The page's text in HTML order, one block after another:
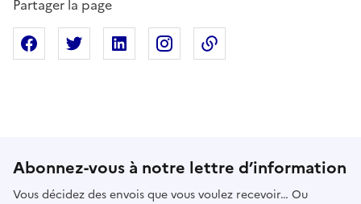
Partager la page
Partager sur Facebook
Partager sur XPartager sur Linkedin
Partager sur Instagram
Abonnez-vous à notre lettre d’information
Vous décidez des envois que vous voulez recevoir… Ou